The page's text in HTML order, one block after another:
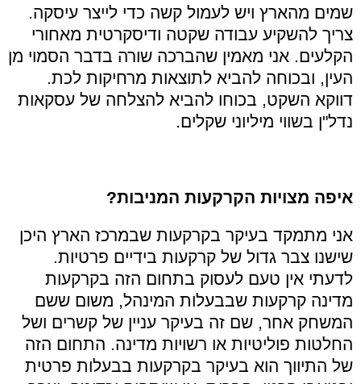
שמים מהארץ ויש לעמול קשה כדי לייצר עיסקה.
צריך להשקיע עבודה שקטה ודיסקרטית מאחורי
הקלעים. אני מאמין שהברכה שורה בדבר הסמוי מן
העין, ובכוחה להביא לתוצאות מרחיקות לכת.
דווקא השקט, בכוחו להביא להצלחה של עסקאות
נדל"ן בשווי מיליוני שקלים.
איפה מצויות הקרקעות המניבות?
אני מתמקד בעיקר בקרקעות שבמרכז הארץ היכן
שישנו צבר גדול של קרקעות בידיים פרטיות.
לדעתי אין טעם לעסוק בתחום הזה בקרקעות
מדינה קרקעות שבבעלות המינהל, משום ששם
המשחק אחר, שם זה בעיקר עניין של קשרים ושל
החלטות פוליטיות או רשויות מדינה. התחום הזה
של התיווך הוא בעיקר בקרקעות בבעלות פרטית